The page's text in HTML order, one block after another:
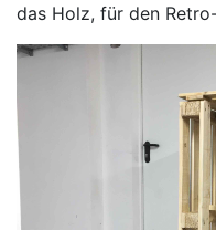
das Holz, für den